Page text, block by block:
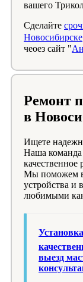
вашего
Сделайте
Новосибирске
чеоез сайт "
Ремонт
в
Ищете
Наша команда
Мы поможем
устройства и
любимыми
выезд